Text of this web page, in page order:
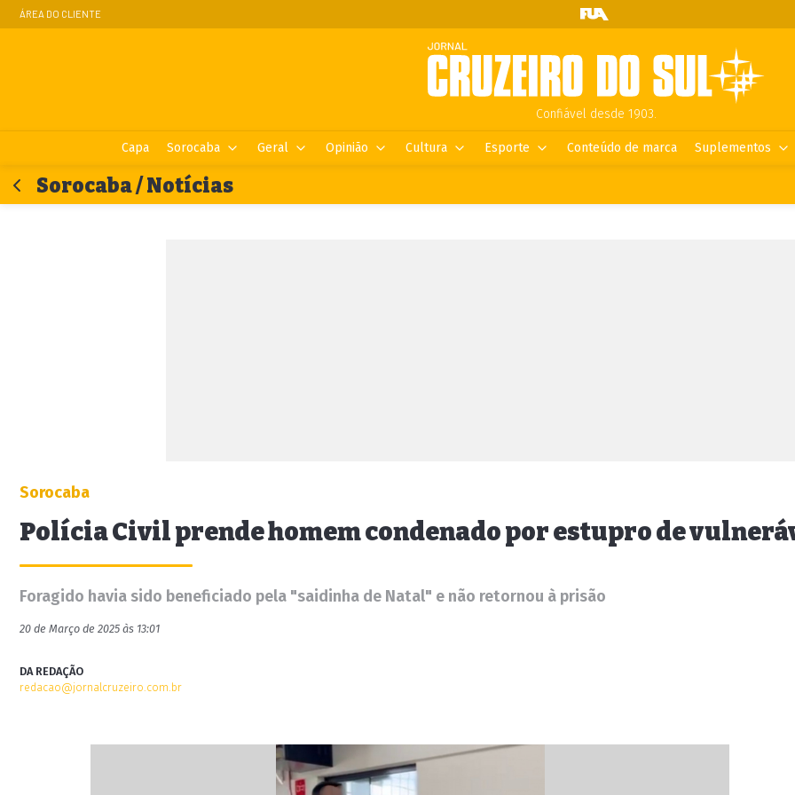
ÁREA DO CLIENTE
Confiável desde 1903.
Capa Sorocaba Geral Opinião Cultura Esporte Conteúdo de marca Suplementos
Sorocaba / Notícias
Sorocaba
Polícia Civil prende homem condenado por estupro de
Foragido havia sido beneficiado pela "saidinha de Natal" e não retornou à prisão
20 de Março de 2025 às 13:01
DA REDAÇÃO
redacao@jornalcruzeiro.com.br